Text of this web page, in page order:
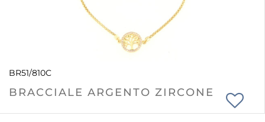
BR51/810C
BRACCIALE ARGENTO ZIRCONE